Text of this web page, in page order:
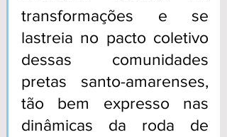
transformações e se
lastreia no pacto coletivo
dessas comunidades
pretas santo-amarenses,
tão bem expresso nas
dinâmicas da roda de